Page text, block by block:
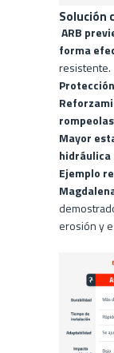
Solución
ARB
forma
resistente.
rompeolas
Mayor
hidráulica
Ejemplo
erosión y